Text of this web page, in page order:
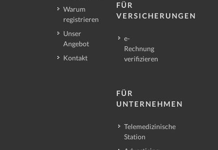
Warum
registrieren
Unser
Angebot
Kontakt
FÜR
VERSICHERUNGEN
e-
Rechnung
verifizieren
FÜR
UNTERNEHMEN
Telemedizinische
Station